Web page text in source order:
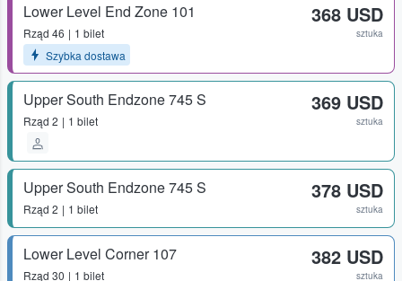
Lower Level End Zone 101
Rząd 46
1 bilet
Szybka dostawa
368 USD
sztuka
Upper South Endzone 745 S
Rząd 2 1 bilet
369 USD
sztuka
Upper South Endzone 745 S
Rząd 2 1 bilet
378 USD
sztuka
Lower Level Corner 107
Rząd 30 1 bilet
382 USD
sztuka